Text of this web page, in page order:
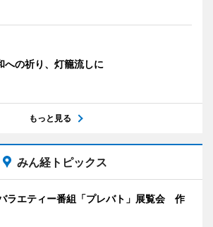
への祈り、灯籠流しに
もっと見る
みん経トピックス
ラエティー番組「プレバト」展覧会 作